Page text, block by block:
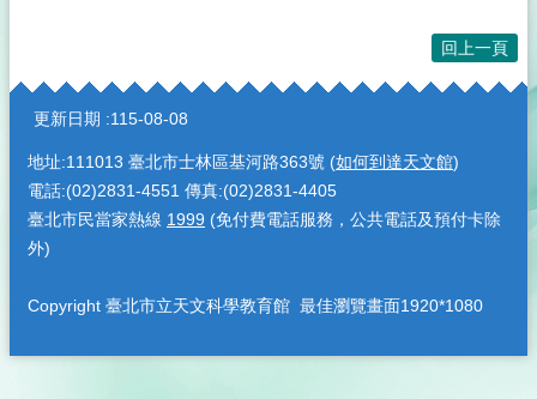
回上一頁
:::
更新日期 115-08-08
地址:111013 臺北市士林區基河路363號 (如何到達天文館)
電話:(02)2831-4551 傳真:(02)2831-4405
臺北市民當家熱線 1999 (免付費電話服務，公共電話及預付卡除
外)
Copyright 臺北市立天文科學教育館 最佳瀏覽畫面1920*1080